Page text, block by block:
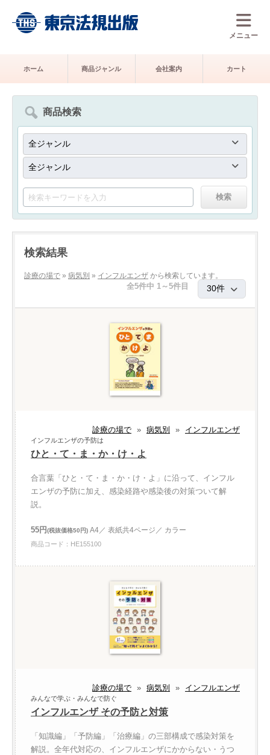
メニュー
ホーム 商品ジャンル 会社案内 カート
商品検索
検索結果
診療の場で » 病気別 » インフルエンザ から検索しています。
全5件中 1～5件目
診療の場で » 病気別 » インフルエンザ
インフルエンザの予防は
ひと・て・ま・か・け・よ
合言葉「ひと・て・ま・か・け・よ」に沿って、インフル
エンザの予防に加え、感染経路や感染後の対策ついて解
説。
55円(税抜価格50円) A4／ 表紙共4ページ／ カラー
商品コード：HE155100
診療の場で » 病気別 » インフルエンザ
みんなで学ぶ・みんなで防ぐ
インフルエンザ その予防と対策
「知識編」「予防編」「治療編」の三部構成で感染対策を
解説。全年代対応の、インフルエンザにかからない・うつ